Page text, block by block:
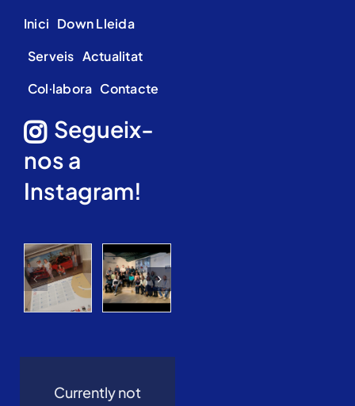
Inici Down Lleida
Serveis Actualitat
Col·labora Contacte
Segueix-
nos a
Instagram!
Currently not